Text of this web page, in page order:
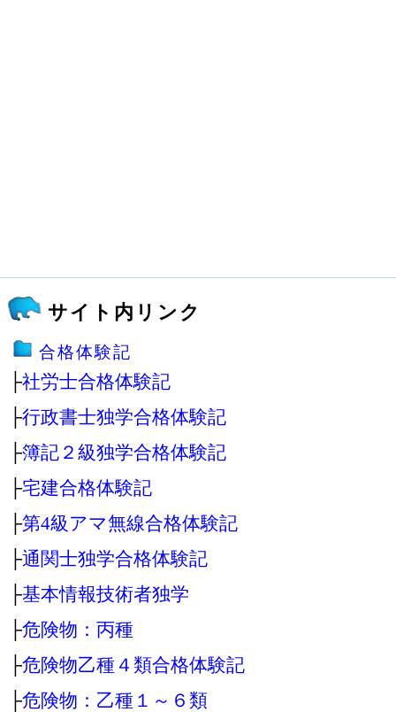
サイト内リンク
合格体験記
├社労士合格体験記
├行政書士独学合格体験記
├簿記２級独学合格体験記
├宅建合格体験記
├第4級アマ無線合格体験記
├通関士独学合格体験記
├基本情報技術者独学
├危険物：丙種
├危険物乙種４類合格体験記
├危険物：乙種１～６類